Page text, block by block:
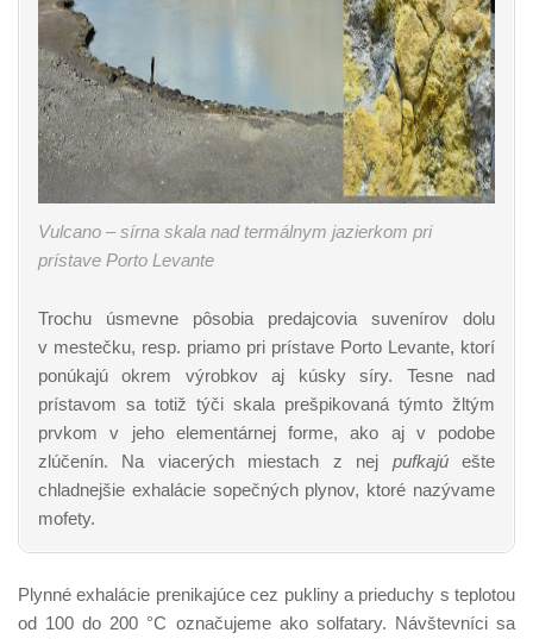
Vulcano – sírna skala nad termálnym jazierkom pri
prístave Porto Levante
Trochu úsmevne pôsobia predajcovia suvenírov dolu
v mestečku, resp. priamo pri prístave Porto Levante, ktorí
ponúkajú okrem výrobkov aj kúsky síry. Tesne nad
prístavom sa totiž týči skala prešpikovaná týmto žltým
prvkom v jeho elementárnej forme, ako aj v podobe
zlúčenín. Na viacerých miestach z nej pufkajúešte
chladnejšie exhalácie sopečných plynov, ktoré nazývame
mofety.
Plynné exhalácie prenikajúce cez pukliny a prieduchy s teplotou
od 100 do 200 °C označujeme ako solfatary. Návštevníci sa